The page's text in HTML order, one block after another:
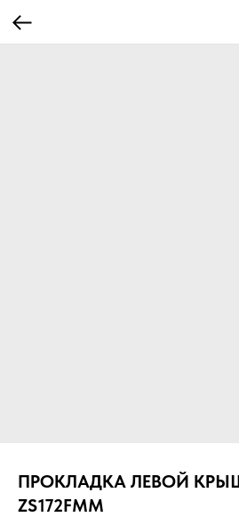
ПРОКЛАДКА ЛЕВОЙ
ZS172FMM